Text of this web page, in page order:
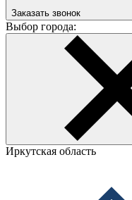
Заказать звонок
Выбор города:
Иркутская область